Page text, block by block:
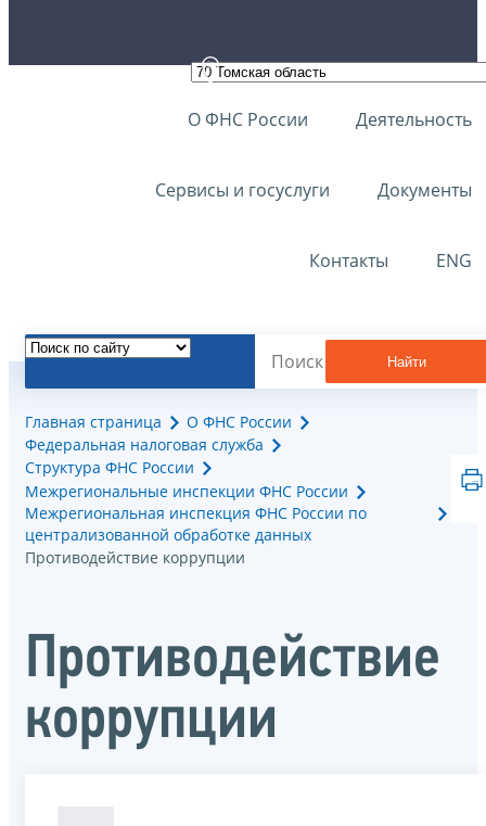
О ФНС России Деятельность
Сервисы и госуслуги Документы
Контакты ENG
Найти
Главная страница
О ФНС России
Федеральная налоговая служба
Структура ФНС России
Межрегиональные инспекции ФНС России
Межрегиональная инспекция ФНС России по
централизованной обработке данных
Противодействие коррупции
Противодействие
коррупции